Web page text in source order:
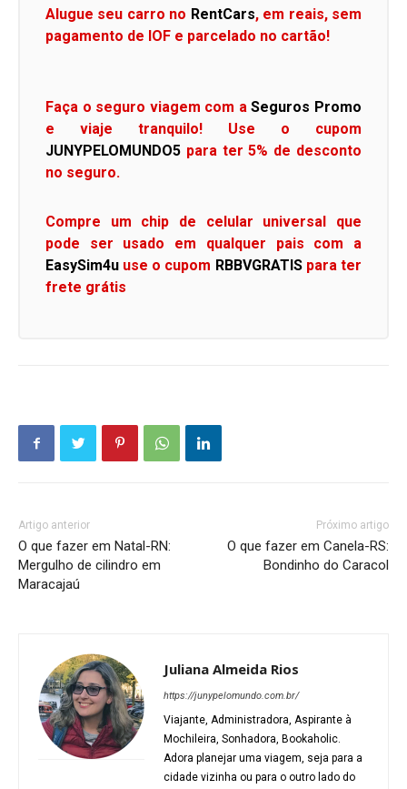
Alugue seu carro no RentCars, em reais, sem
pagamento de IOF e parcelado no cartão!
Faça o seguro viagem com aSeguros Promo
e viaje tranquilo! Use o cupom
JUNYPELOMUNDO5 para ter 5% de desconto
no seguro.
Compre um chip de celular universal que
pode ser usado em qualquer pais com a
EasySim4u use o cupom RBBVGRATIS para ter
frete grátis
Artigo anterior
O que fazer em Natal-RN:
Mergulho de cilindro em
Maracajaú
Próximo artigo
O que fazer em Canela-RS:
Bondinho do Caracol
Juliana Almeida Rios
https://junypelomundo.com.br/
Viajante, Administradora, Aspirante à
Mochileira, Sonhadora, Bookaholic.
Adora planejar uma viagem, seja para a
cidade vizinha ou para o outro lado do